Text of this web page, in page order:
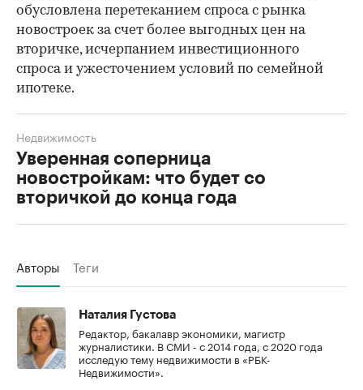
обусловлена перетеканием спроса с рынка
новостроек за счет более выгодных цен на
вторичке, исчерпанием инвестиционного
спроса и ужесточением условий по семейной
ипотеке.
Уверенная соперница
новостройкам: что будет со
вторичкой до конца года
Недвижимость
Авторы Теги
Наталия Густова
Редактор, бакалавр экономики, магистр
журналистики. В СМИ - с 2014 года, с 2020 года
исследую тему недвижимости в «РБК-
Недвижимости».